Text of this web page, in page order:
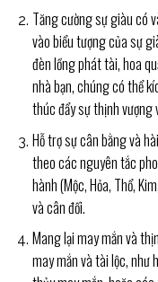
Tăng cường sự giàu có
vào biểu tượng của sự
đèn lồng phát tài, hoa
nhà bạn, chúng có thể
thúc đẩy sự thịnh vượng
Hỗ trợ sự cân bằng và
theo các nguyên tắc
hành (Mộc, Hỏa, Thổ,
và cân đối.
Mang lại may mắn và
may mắn và tài lộc, như